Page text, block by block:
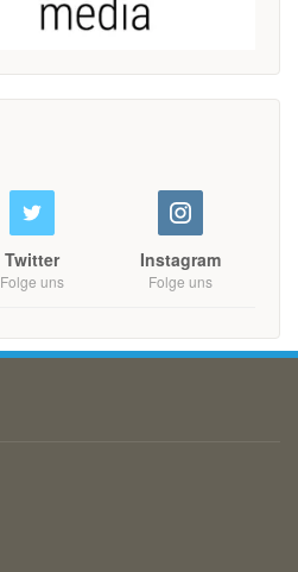
Twitter
Folge uns
Instagram
Folge uns